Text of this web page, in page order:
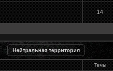
14
Нейтральная территория
Темы